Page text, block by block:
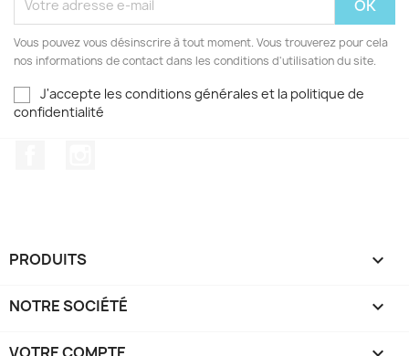
Vous pouvez vous désinscrire à tout moment. Vous trouverez pour cela
nos informations de contact dans les conditions d'utilisation du site.
J'accepte les conditions générales et la politique de
confidentialité
PRODUITS 
NOTRE SOCIÉTÉ 